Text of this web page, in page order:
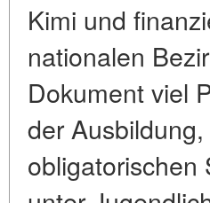
Kimi und
nationalen
Dokument viel
der
obligatorischen